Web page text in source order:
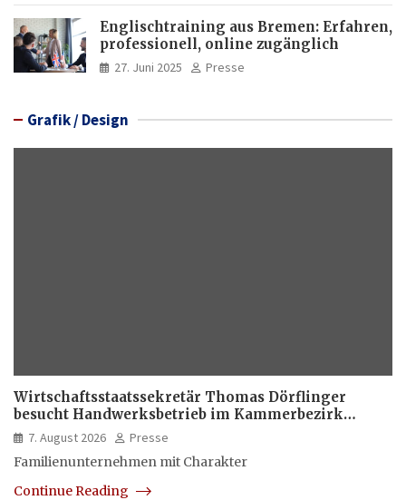
Englischtraining aus Bremen: Erfahren,
professionell, online zugänglich
27. Juni 2025 Presse
Grafik / Design
Wirtschaftsstaatssekretär Thomas Dörflinger
besucht Handwerksbetrieb im Kammerbezirk
Freiburg
7. August 2026
Presse
Familienunternehmen mit Charakter
Continue Reading